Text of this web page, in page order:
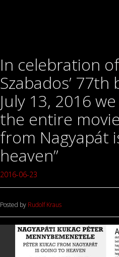
In celebration
Szabados’
July 13, 2016
the entire
from Nagyapát
heaven”
2016-06-23
Posted by Rudolf Kraus